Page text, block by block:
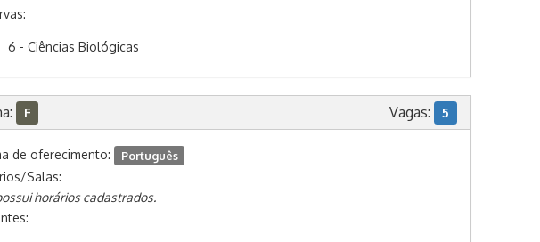
6 - Ciências Biológicas
F Vagas: 5
de oferecimento: Português
Salas:
horários cadastrados.